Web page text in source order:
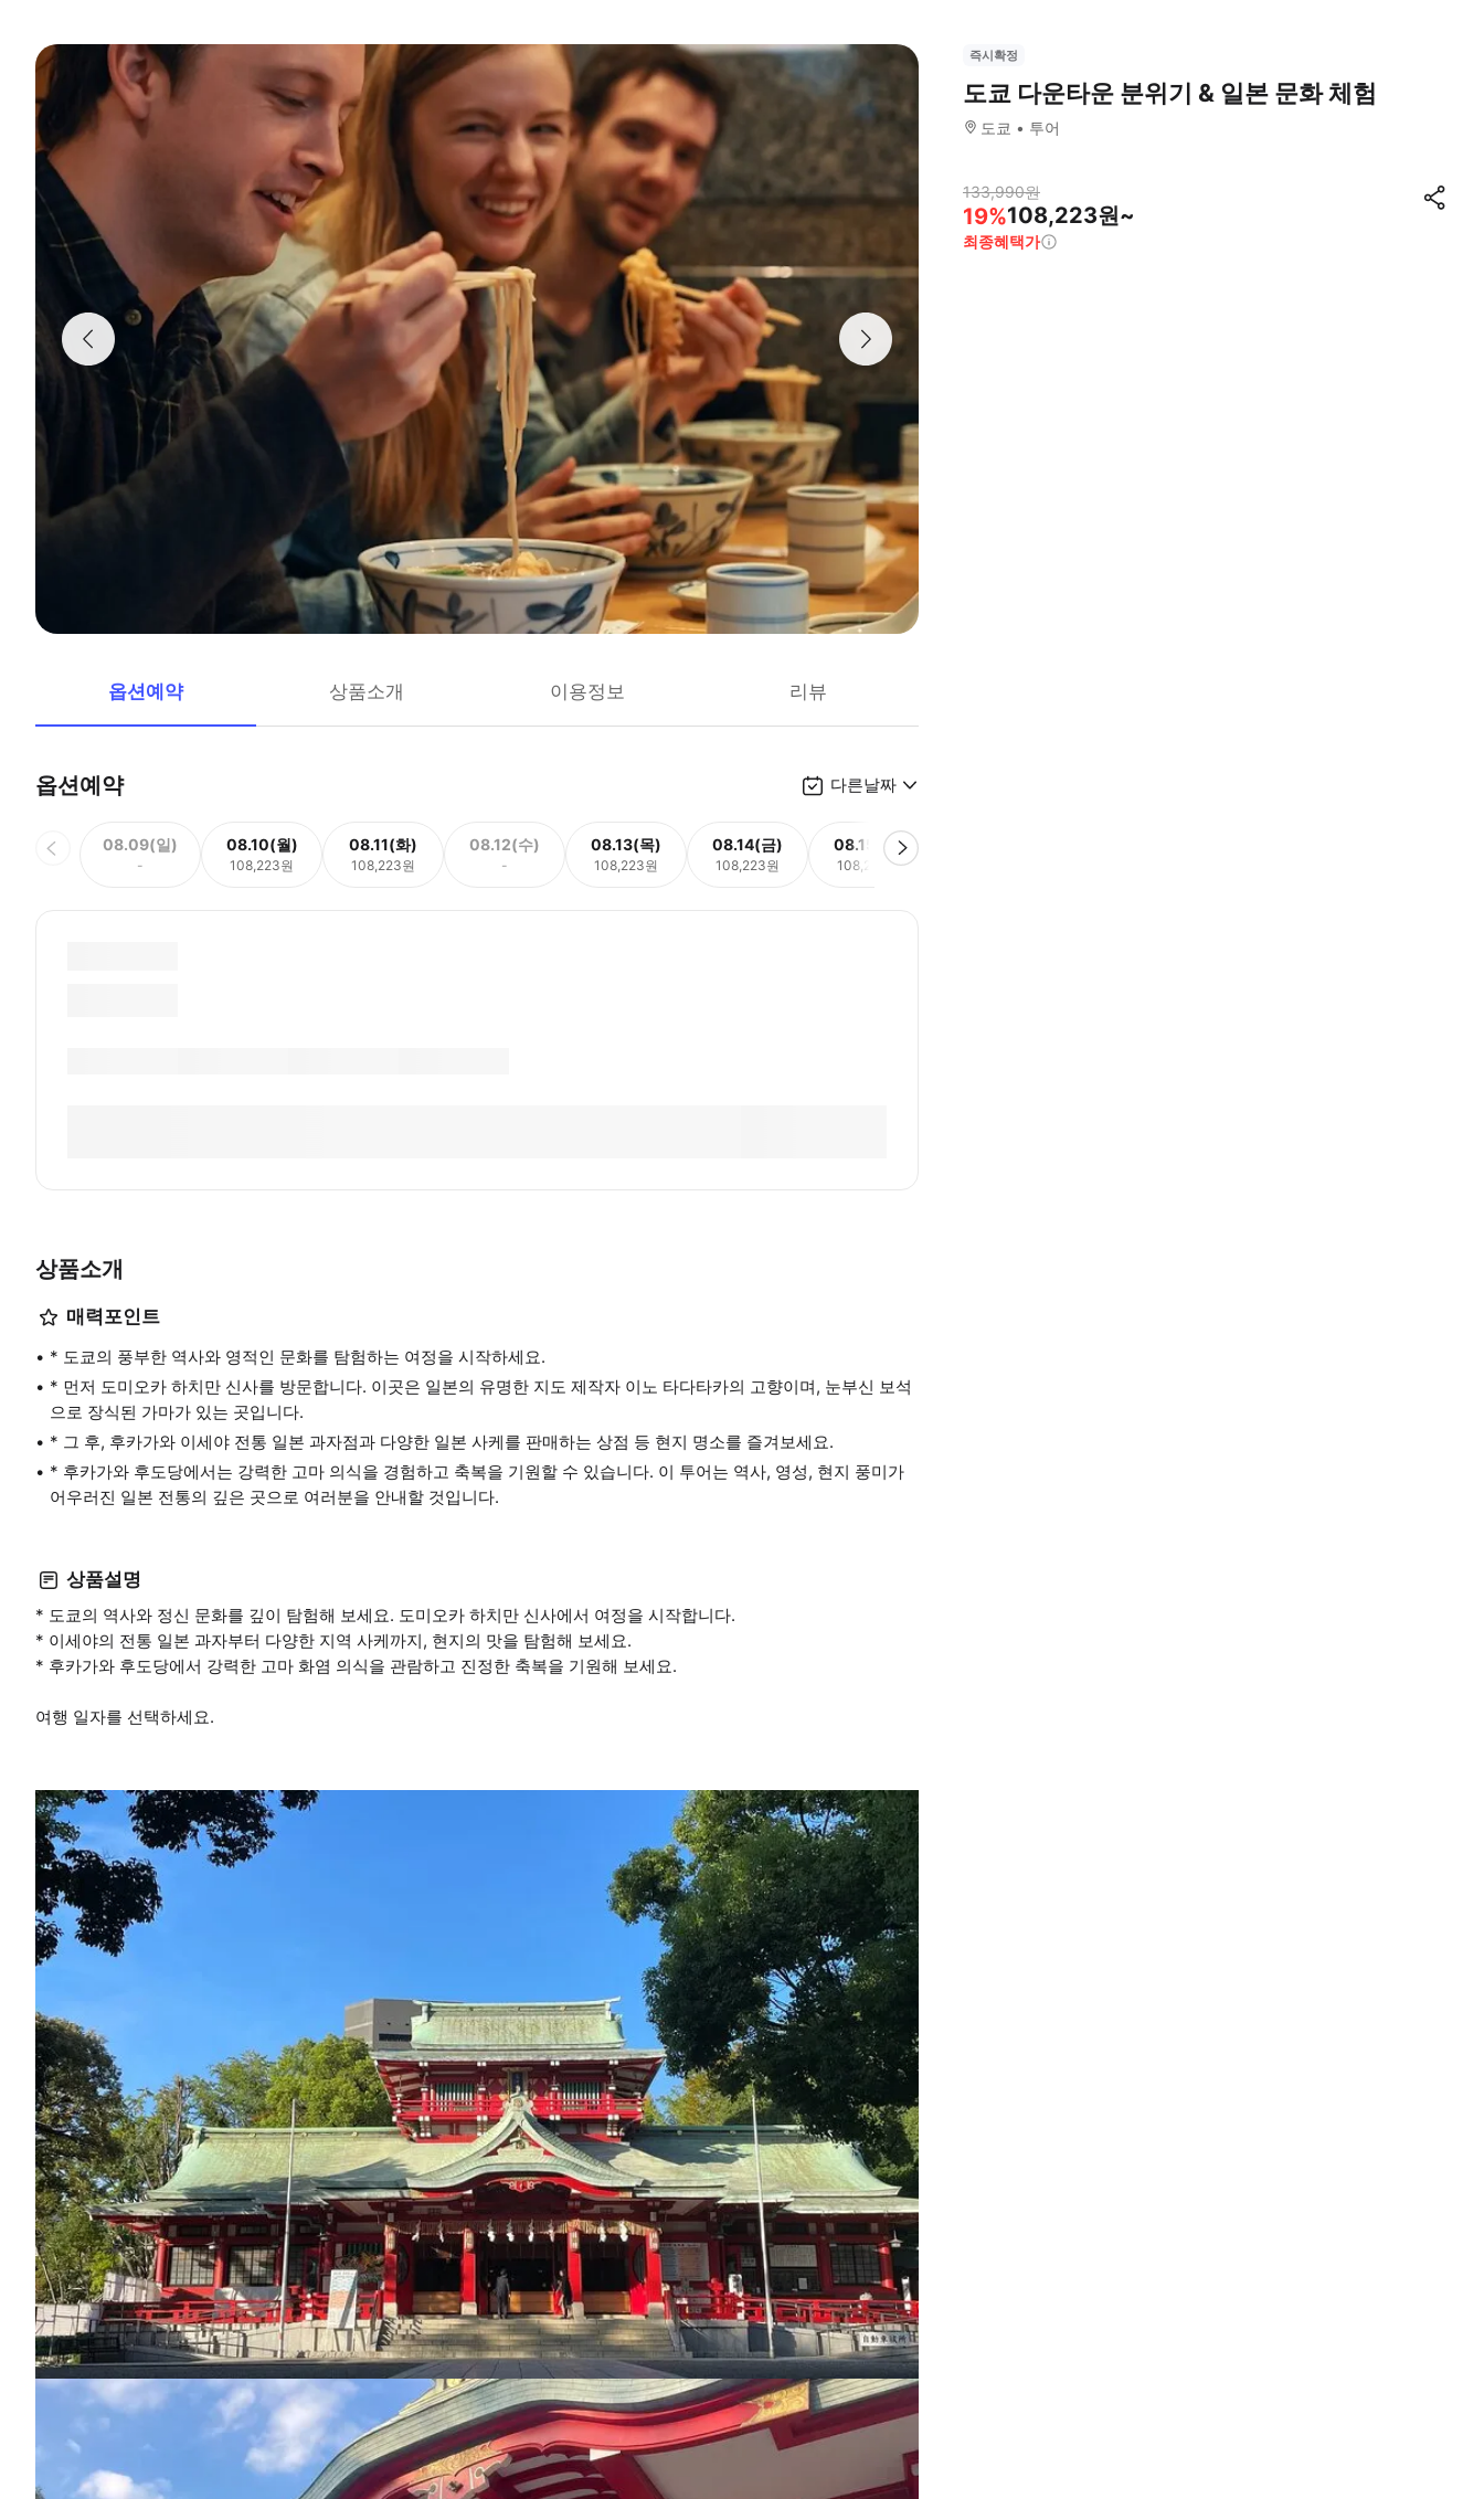
옵션예약 상품소개 이용정보 리뷰
옵션예약 다른날짜
08.09(일)
-
08.10(월)
108,223원
08.11(화)
108,223원
08.12(수)
-
08.13(목)
108,223원
08.14(금)
108,223원
08.15(토)
108,223원
상품소개
매력포인트
* 도쿄의 풍부한 역사와 영적인 문화를 탐험하는 여정을 시작하세요.
* 먼저 도미오카 하치만 신사를 방문합니다. 이곳은 일본의 유명한 지도 제작자 이노 타다타카의 고향이며, 눈부신 보석
으로 장식된 가마가 있는 곳입니다.
* 그 후, 후카가와 이세야 전통 일본 과자점과 다양한 일본 사케를 판매하는 상점 등 현지 명소를 즐겨보세요.
* 후카가와 후도당에서는 강력한 고마 의식을 경험하고 축복을 기원할 수 있습니다. 이 투어는 역사, 영성, 현지 풍미가
어우러진 일본 전통의 깊은 곳으로 여러분을 안내할 것입니다.
상품설명
* 도쿄의 역사와 정신 문화를 깊이 탐험해 보세요. 도미오카 하치만 신사에서 여정을 시작합니다.
* 이세야의 전통 일본 과자부터 다양한 지역 사케까지, 현지의 맛을 탐험해 보세요.
* 후카가와 후도당에서 강력한 고마 화염 의식을 관람하고 진정한 축복을 기원해 보세요.
여행 일자를 선택하세요.
즉시확정
도쿄 다운타운 분위기 & 일본 문화 체험
도쿄 투어
133,990원
19%108,223원~
최종혜택가